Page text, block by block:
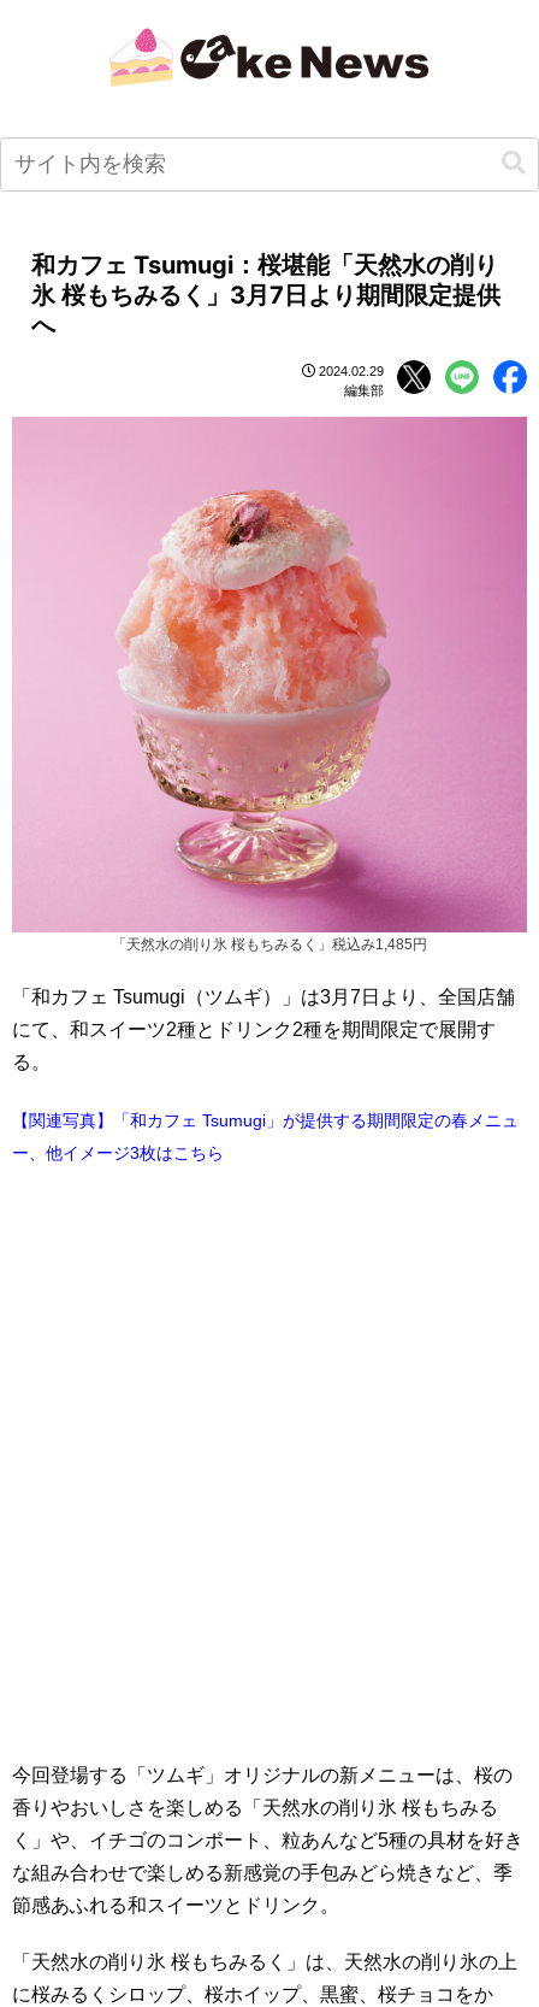
和カフェ Tsumugi：桜堪能「天然水の削り
氷 桜もちみるく」3月7日より期間限定提供
へ
2024.02.29
編集部
「天然水の削り氷 桜もちみるく」税込み1,485円
「和カフェ Tsumugi（ツムギ）」は3月7日より、全国店舗
にて、和スイーツ2種とドリンク2種を期間限定で展開す
る。
【関連写真】「和カフェ Tsumugi」が提供する期間限定の春メニュ
ー、他イメージ3枚はこちら
今回登場する「ツムギ」オリジナルの新メニューは、桜の
香りやおいしさを楽しめる「天然水の削り氷 桜もちみる
く」や、イチゴのコンポート、粒あんなど5種の具材を好き
な組み合わせで楽しめる新感覚の手包みどら焼きなど、季
節感あふれる和スイーツとドリンク。
「天然水の削り氷 桜もちみるく」は、天然水の削り氷の上
に桜みるくシロップ、桜ホイップ、黒蜜、桜チョコをか